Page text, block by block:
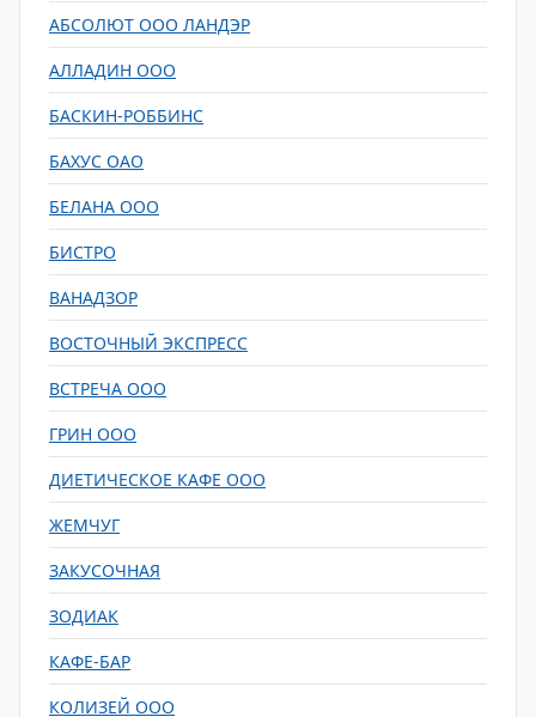
АБСОЛЮТ ООО ЛАНДЭР
АЛЛАДИН ООО
БАСКИН-РОББИНС
БАХУС ОАО
БЕЛАНА ООО
БИСТРО
ВАНАДЗОР
ВОСТОЧНЫЙ ЭКСПРЕСС
ВСТРЕЧА ООО
ГРИН ООО
ДИЕТИЧЕСКОЕ КАФЕ ООО
ЖЕМЧУГ
ЗАКУСОЧНАЯ
ЗОДИАК
КАФЕ-БАР
КОЛИЗЕЙ ООО